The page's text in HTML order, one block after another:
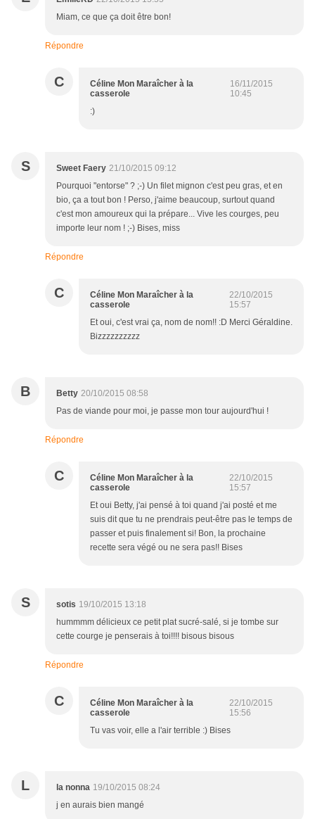
Miam, ce que ça doit être bon!
Répondre
C
Céline Mon Maraîcher à la
casserole
16/11/2015
10:45
:)
S Sweet Faery 21/10/2015 09:12
Pourquoi "entorse" ? ;-) Un filet mignon c'est peu gras, et en
bio, ça a tout bon ! Perso, j'aime beaucoup, surtout quand
c'est mon amoureux qui la prépare... Vive les courges, peu
importe leur nom ! ;-) Bises, miss
Répondre
C
Céline Mon Maraîcher à la
casserole
22/10/2015
15:57
Et oui, c'est vrai ça, nom de nom!! :D Merci Géraldine.
Bizzzzzzzzzz
B Betty 20/10/2015 08:58
Pas de viande pour moi, je passe mon tour aujourd'hui !
Répondre
C
Céline Mon Maraîcher à la
casserole
22/10/2015
15:57
Et oui Betty, j'ai pensé à toi quand j'ai posté et me
suis dit que tu ne prendrais peut-être pas le temps de
passer et puis finalement si! Bon, la prochaine
recette sera végé ou ne sera pas!! Bises
S sotis 19/10/2015 13:18
hummmm délicieux ce petit plat sucré-salé, si je tombe sur
cette courge je penserais à toi!!!! bisous bisous
Répondre
C
Céline Mon Maraîcher à la
casserole
22/10/2015
15:56
Tu vas voir, elle a l'air terrible :) Bises
L la nonna 19/10/2015 08:24
j en aurais bien mangé